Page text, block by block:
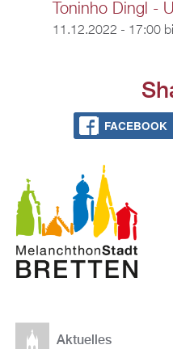
Toninho Dingl -
11.12.2022 - 17:00
FACEBOOK
Aktuelles